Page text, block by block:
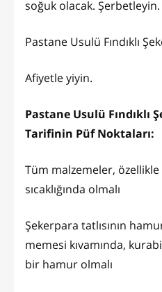
soğuk olacak. Şerbetleyin.
Pastane Usulü Fındıklı
Afiyetle yiyin.
Pastane Usulü Fındıklı
Tarifinin Püf Noktaları:
Tüm malzemeler,
sıcaklığında olmalı
Şekerpara tatlısının
memesi kıvamında,
bir hamur olmalı